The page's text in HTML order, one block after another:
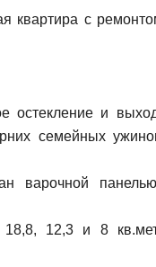
квартира с
остекление и
семейных
варочной
12,3 и 8